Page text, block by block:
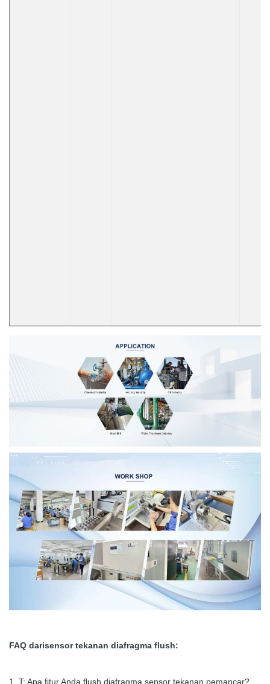
FAQ darisensor tekanan diafragma flush:
1. T: Apa fitur Anda flush diafragma sensor tekanan pemancar?